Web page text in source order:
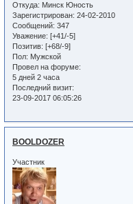
Откуда: Минск Юность
Зарегистрирован: 24-02-2010
Сообщений: 347
Уважение: [+41/-5]
Позитив: [+68/-9]
Пол: Мужской
Провел на форуме:
5 дней 2 часа
Последний визит:
23-09-2017 06:05:26
BOOLDOZER
Участник